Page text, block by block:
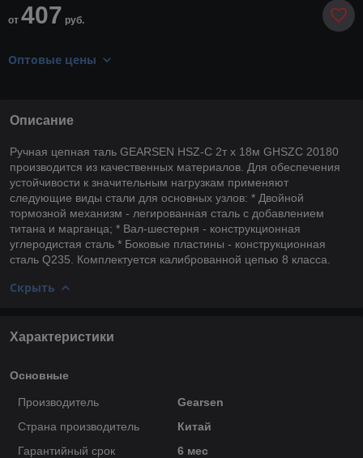
от 407 руб.
Оптовые цены
Описание
Ручная цепная таль GEARSEN HSZ-C 2т х 18м GHSZC 20180
производится из качественных материалов. Для обеспечения
устойчивости к значительным нагрузкам применяют
следующие виды стали для основных узлов: * Двойной
тормозной механизм - легированная сталь с добавлением
титана и марганца; * Вал-шестерня - конструкционная
углеродистая сталь * Боковые пластины - конструкционная
сталь Q235. Комплектуется калиброванной цепью 8 класса.
Скрыть
Характеристики
Основные
Производитель
Gearsen
Страна производитель
Китай
Гарантийный срок
6 мес